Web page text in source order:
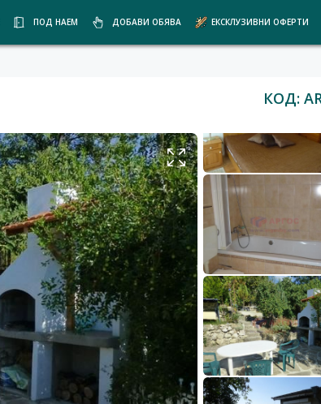
ПОД НАЕМ ДОБАВИ ОБЯВА ЕКСКЛУЗИВНИ ОФЕРТИ
КОД: